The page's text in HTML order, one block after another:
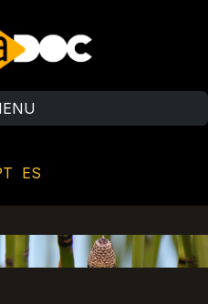
ES